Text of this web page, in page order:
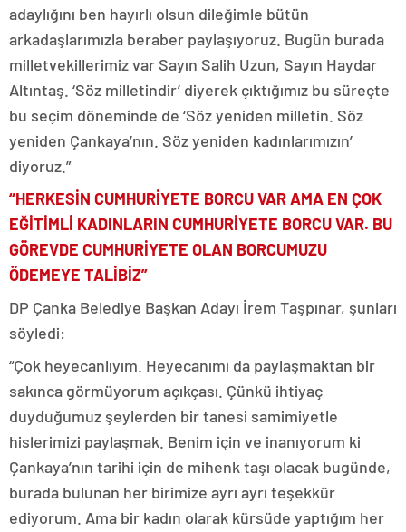
adaylığını ben hayırlı olsun dileğimle bütün
arkadaşlarımızla beraber paylaşıyoruz. Bugün burada
milletvekillerimiz var Sayın Salih Uzun, Sayın Haydar
Altıntaş. ‘Söz milletindir’ diyerek çıktığımız bu süreçte
bu seçim döneminde de ‘Söz yeniden milletin. Söz
yeniden Çankaya’nın. Söz yeniden kadınlarımızın’
diyoruz.”
“HERKESİN CUMHURİYETE BORCU VAR AMA EN ÇOK
EĞİTİMLİ KADINLARIN CUMHURİYETE BORCU VAR. BU
GÖREVDE CUMHURİYETE OLAN BORCUMUZU
ÖDEMEYE TALİBİZ”
DP Çanka Belediye Başkan Adayı İrem Taşpınar, şunları
söyledi:
“Çok heyecanlıyım. Heyecanımı da paylaşmaktan bir
sakınca görmüyorum açıkçası. Çünkü ihtiyaç
duyduğumuz şeylerden bir tanesi samimiyetle
hislerimizi paylaşmak. Benim için ve inanıyorum ki
Çankaya’nın tarihi için de mihenk taşı olacak bugünde,
burada bulunan her birimize ayrı ayrı teşekkür
ediyorum. Ama bir kadın olarak kürsüde yaptığım her